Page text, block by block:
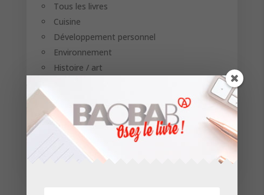
Tous les livres
Cuisine
Développement personnel
Environnement
Histoire / art
Formations
Toutes les formations
Communication